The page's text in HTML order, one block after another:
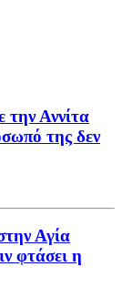
την Αννίτα
της δεν
Αγία
φτάσει η